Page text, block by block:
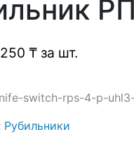
₸ за шт.
switch-rps-4-p-
Рубильники